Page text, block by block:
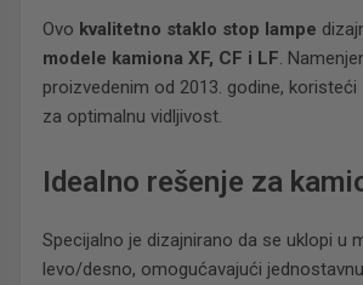
Ovo kvalitetno staklo stop lampe
modele kamiona XF, CF i LF.
proizvedenim od 2013. godine, koristeći
za optimalnu vidljivost.
Idealno rešenje za
Specijalno je dizajnirano da se uklopi u
levo/desno, omogućavajući